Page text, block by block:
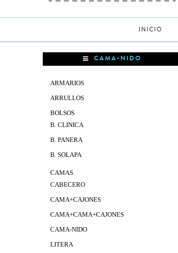
INICIO
CAMA-NIDO
ARMARIOS
ARRULLOS
BOLSOS
B. CLINICA
B. PANERA
B. SOLAPA
CAMAS
CABECERO
CAMA+CAJONES
CAMA+CAMA+CAJONES
CAMA-NIDO
LITERA